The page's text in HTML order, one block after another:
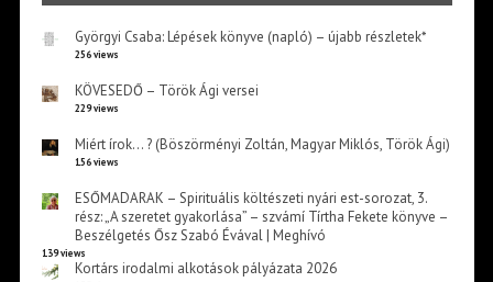
Györgyi Csaba: Lépések könyve (napló) – újabb részletek*
256 views
KÖVESEDŐ – Török Ági versei
229 views
Miért írok… ? (Böszörményi Zoltán, Magyar Miklós, Török Ági)
156 views
ESŐMADARAK – Spirituális költészeti nyári est-sorozat, 3.
rész: „A szeretet gyakorlása” – szvámí Tírtha Fekete könyve –
Beszélgetés Ősz Szabó Évával | Meghívó
139 views
Kortárs irodalmi alkotások pályázata 2026